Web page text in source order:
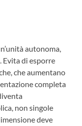
autonoma,
Evita di esporre
che aumentano
completa
non singole
deve